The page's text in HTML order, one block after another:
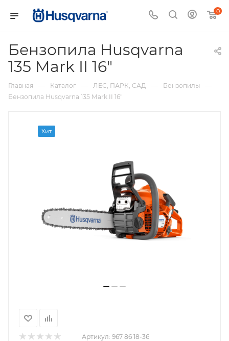
0
Бензопила Husqvarna
135 Mark II 16"
Главная — Каталог — ЛЕС, ПАРК, САД — Бензопилы —
Бензопила Husqvarna 135 Mark II 16"
Хит
Артикул: 967 86 18-36